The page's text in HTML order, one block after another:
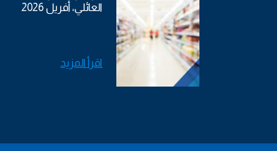
العائلي، أفريل 2026
اقرأ المزيد